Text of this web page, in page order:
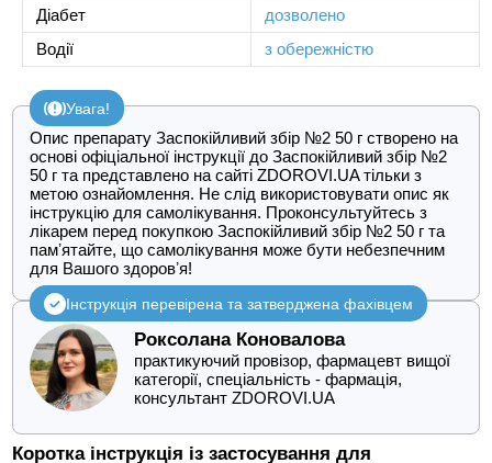
Діабет
дозволено
Водії
з обережністю
Увага!
Опис препарату Заспокійливий збір №2 50 г створено на
основі офіціальної інструкції до Заспокійливий збір №2
50 г та представлено на сайті ZDOROVI.UA тільки з
метою ознайомлення. Не слід використовувати опис як
інструкцію для самолікування. Проконсультуйтесь з
лікарем перед покупкою Заспокійливий збір №2 50 г та
памʼятайте, що самолікування може бути небезпечним
для Вашого здоровʼя!
Інструкція перевірена та затверджена фахівцем
Роксолана Коновалова
практикуючий провізор, фармацевт вищої
категорії, спеціальність - фармація,
консультант ZDOROVI.UA
Коротка інструкція із застосування для